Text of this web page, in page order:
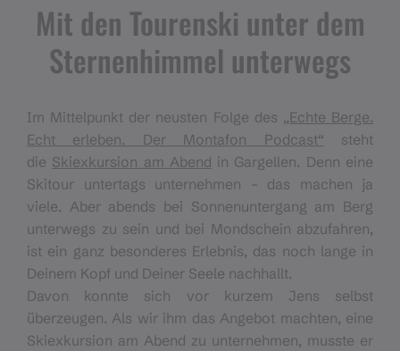
Mit den Tourenski unter dem
Sternenhimmel unterwegs
Im Mittelpunkt der neusten Folge des „Echte Berge.
Echt erleben. Der Montafon Podcast“ steht
die Skiexkursion am Abend in Gargellen. Denn eine
Skitour untertags unternehmen – das machen ja
viele. Aber abends bei Sonnenuntergang am Berg
unterwegs zu sein und bei Mondschein abzufahren,
ist ein ganz besonderes Erlebnis, das noch lange in
Deinem Kopf und Deiner Seele nachhallt.
Davon konnte sich vor kurzem Jens selbst
überzeugen. Als wir ihm das Angebot machten, eine
Skiexkursion am Abend zu unternehmen, musste er